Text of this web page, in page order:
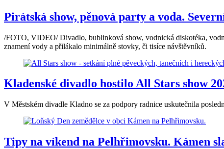
Pirátská show, pěnová party a voda.
/FOTO, VIDEO/ Divadlo, bublinková show, vodnická diskotéka,
znamení vody a přilákalo minimálně stovky, či tisíce návštěvníků.
Kladenské divadlo hostilo All Stars show
V Městském divadle Kladno se za podpory radnice uskutečnila
Tipy na víkend na Pelhřimovsku. Kámen